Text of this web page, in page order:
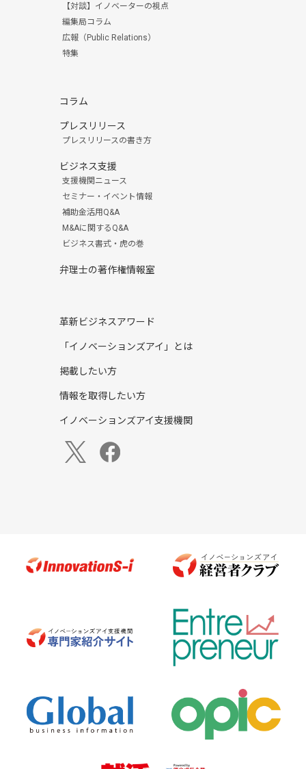
【対談】イノベーターの視点
編集局コラム
広報（Public Relations）
特集
コラム
プレスリリース
プレスリリースの書き方
ビジネス支援
支援機関ニュース
セミナー・イベント情報
補助金活用Q&A
M&Aに関するQ&A
ビジネス書式・虎の巻
弁理士の著作権情報室
革新ビジネスアワード
「イノベーションズアイ」とは
掲載したい方
情報を取得したい方
イノベーションズアイ支援機関